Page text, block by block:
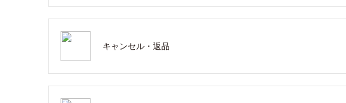
キャンセル・返品